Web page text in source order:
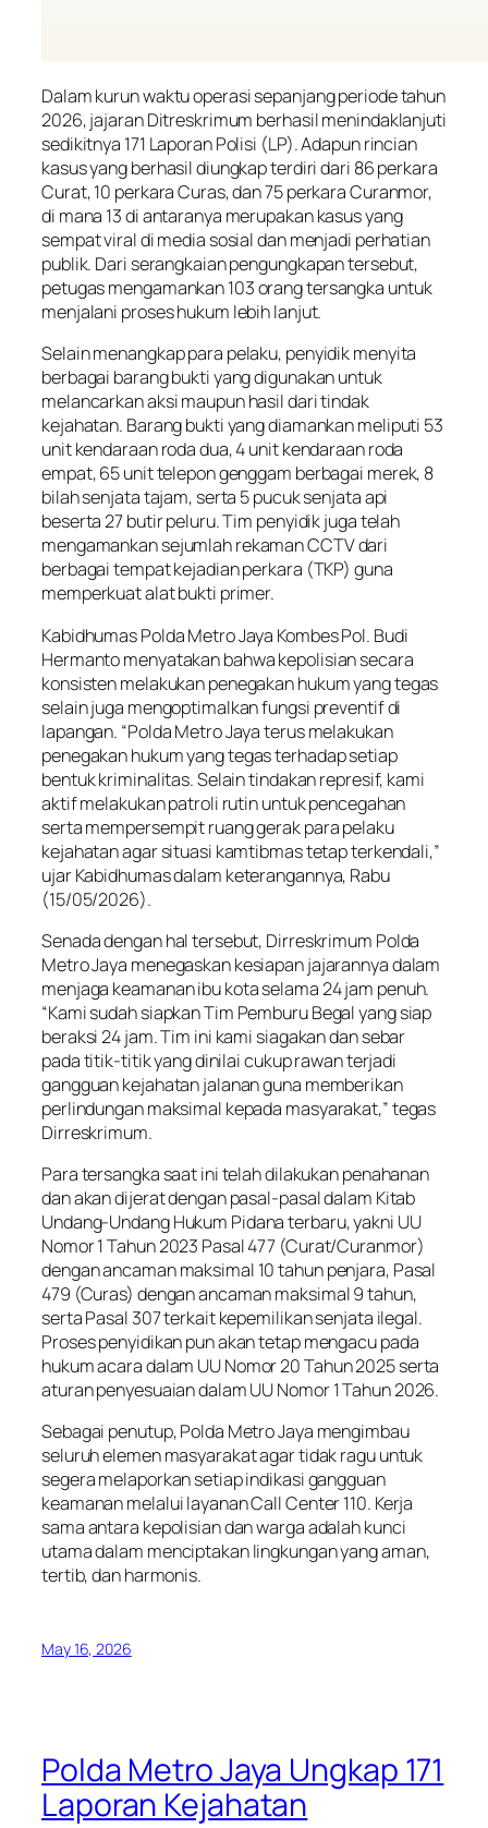
Dalam kurun waktu operasi sepanjang periode tahun
2026, jajaran Ditreskrimum berhasil menindaklanjuti
sedikitnya 171 Laporan Polisi (LP). Adapun rincian
kasus yang berhasil diungkap terdiri dari 86 perkara
Curat, 10 perkara Curas, dan 75 perkara Curanmor,
di mana 13 di antaranya merupakan kasus yang
sempat viral di media sosial dan menjadi perhatian
publik. Dari serangkaian pengungkapan tersebut,
petugas mengamankan 103 orang tersangka untuk
menjalani proses hukum lebih lanjut.
Selain menangkap para pelaku, penyidik menyita
berbagai barang bukti yang digunakan untuk
melancarkan aksi maupun hasil dari tindak
kejahatan. Barang bukti yang diamankan meliputi 53
unit kendaraan roda dua, 4 unit kendaraan roda
empat, 65 unit telepon genggam berbagai merek, 8
bilah senjata tajam, serta 5 pucuk senjata api
beserta 27 butir peluru. Tim penyidik juga telah
mengamankan sejumlah rekaman CCTV dari
berbagai tempat kejadian perkara (TKP) guna
memperkuat alat bukti primer.
Kabidhumas Polda Metro Jaya Kombes Pol. Budi
Hermanto menyatakan bahwa kepolisian secara
konsisten melakukan penegakan hukum yang tegas
selain juga mengoptimalkan fungsi preventif di
lapangan. “Polda Metro Jaya terus melakukan
penegakan hukum yang tegas terhadap setiap
bentuk kriminalitas. Selain tindakan represif, kami
aktif melakukan patroli rutin untuk pencegahan
serta mempersempit ruang gerak para pelaku
kejahatan agar situasi kamtibmas tetap terkendali,”
ujar Kabidhumas dalam keterangannya, Rabu
(15/05/2026).
Senada dengan hal tersebut, Dirreskrimum Polda
Metro Jaya menegaskan kesiapan jajarannya dalam
menjaga keamanan ibu kota selama 24 jam penuh.
“Kami sudah siapkan Tim Pemburu Begal yang siap
beraksi 24 jam. Tim ini kami siagakan dan sebar
pada titik-titik yang dinilai cukup rawan terjadi
gangguan kejahatan jalanan guna memberikan
perlindungan maksimal kepada masyarakat,” tegas
Dirreskrimum.
Para tersangka saat ini telah dilakukan penahanan
dan akan dijerat dengan pasal-pasal dalam Kitab
Undang-Undang Hukum Pidana terbaru, yakni UU
Nomor 1 Tahun 2023 Pasal 477 (Curat/Curanmor)
dengan ancaman maksimal 10 tahun penjara, Pasal
479 (Curas) dengan ancaman maksimal 9 tahun,
serta Pasal 307 terkait kepemilikan senjata ilegal.
Proses penyidikan pun akan tetap mengacu pada
hukum acara dalam UU Nomor 20 Tahun 2025 serta
aturan penyesuaian dalam UU Nomor 1 Tahun 2026.
Sebagai penutup, Polda Metro Jaya mengimbau
seluruh elemen masyarakat agar tidak ragu untuk
segera melaporkan setiap indikasi gangguan
keamanan melalui layanan Call Center 110. Kerja
sama antara kepolisian dan warga adalah kunci
utama dalam menciptakan lingkungan yang aman,
tertib, dan harmonis.
May 16, 2026
Polda Metro Jaya Ungkap 171
Laporan Kejahatan